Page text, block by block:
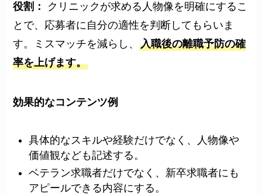
役割：
クリニックが求める人物像を明確にするこ
とで、応募者に自分の適性を判断してもらいま
す。ミスマッチを減らし、入職後の離職予防の確
率を上げます。
効果的なコンテンツ例
具体的なスキルや経験だけでなく、人物像や
価値観なども記述する。
ベテラン求職者だけでなく、新卒求職者にも
アピールできる内容にする。